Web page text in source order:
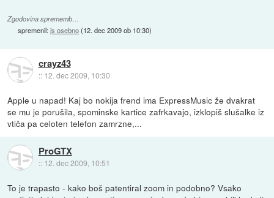
Zgodovina sprememb…
spremenil:js osebno(12. dec 2009 ob 10:30)
crayz43
:: 12. dec 2009, 10:30
Apple u napad! Kaj bo nokija frend ima ExpressMusic že dvakrat
se mu je porušila, spominske kartice zafrkavajo, izklopiš slušalke iz
vtiča pa celoten telefon zamrzne,...
ProGTX
:: 12. dec 2009, 10:51
To je trapasto - kako boš patentiral zoom in podobno? Vsako